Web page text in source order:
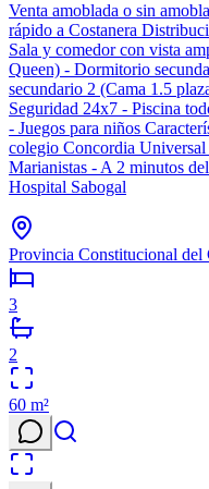
Venta amoblada o sin
rápido a Costanera
Sala y comedor con vista
Queen) - Dormitorio
secundario 2 (Cama 1.5
Seguridad 24x7 - Piscina
- Juegos para niños
colegio Concordia
Marianistas - A 2 minutos
Hospital Sabogal
Provincia Constitucional del
3
2
60 m²